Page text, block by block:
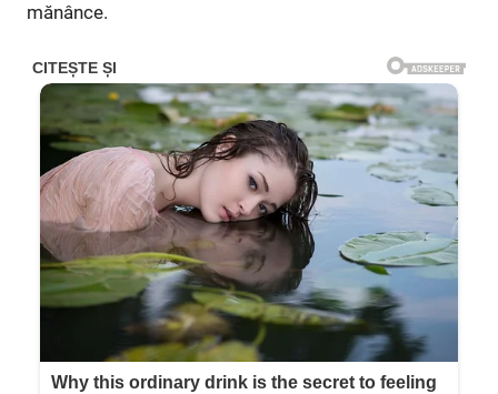
mănânce.